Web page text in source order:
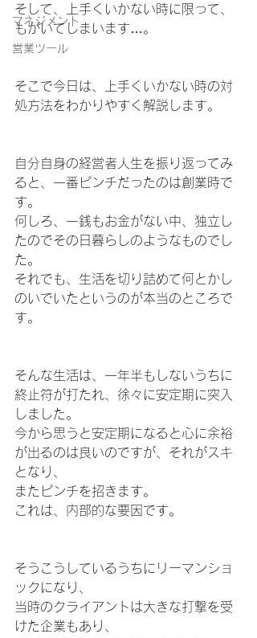
マネジメント
営業ツール
そして、上手くいかない時に限って、
もがいてしまいます…。
そこで今日は、上手くいかない時の対
処方法をわかりやすく解説します。
自分自身の経営者人生を振り返ってみ
ると、一番ピンチだったのは創業時で
す。
何しろ、一銭もお金がない中、独立し
たのでその日暮らしのようなものでし
た。
それでも、生活を切り詰めて何とかし
のいでいたというのが本当のところで
す。
そんな生活は、一年半もしないうちに
終止符が打たれ、徐々に安定期に突入
しました。
今から思うと安定期になると心に余裕
が出るのは良いのですが、それがスキ
となり、
またピンチを招きます。
これは、内部的な要因です。
そうこうしているうちにリーマンショ
ックになり、
当時のクライアントは大きな打撃を受
けた企業もあり、